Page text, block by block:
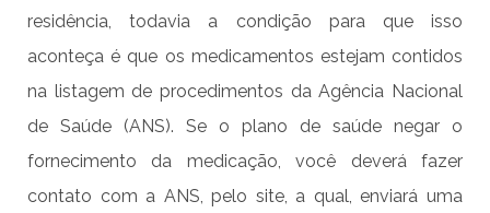
residência, todavia a condição para que isso
aconteça é que os medicamentos estejam contidos
na listagem de procedimentos da Agência Nacional
de Saúde (ANS). Se o plano de saúde negar o
fornecimento da medicação, você deverá fazer
contato com a ANS, pelo site, a qual, enviará uma